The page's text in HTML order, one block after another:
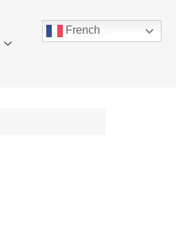
French